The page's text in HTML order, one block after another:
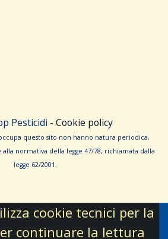
Pesticidi - Cookie policy
questo sito non hanno na­tura periodica,
normativa della legge 47/78, richiamata dalla
leg­ge 62/­2001.
cookie tecnici per la
continuare la lettura